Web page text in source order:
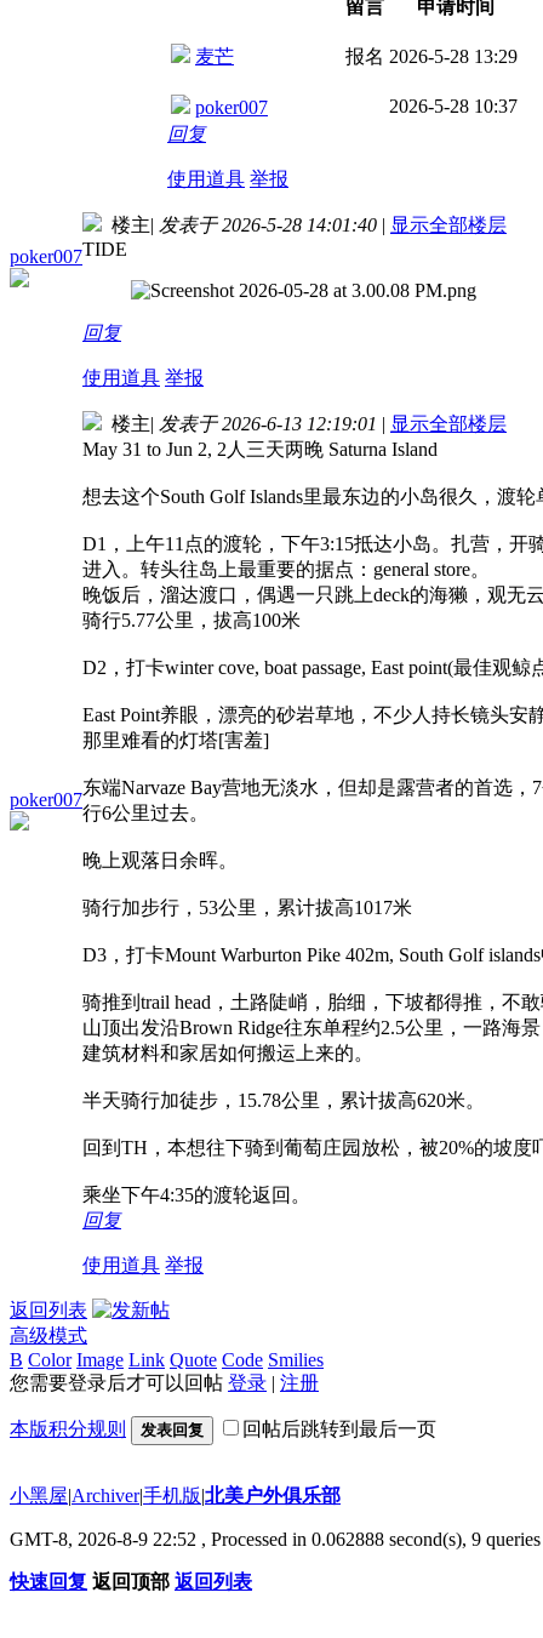
留言 申请时间
麦芒 报名 2026-5-28 13:29
poker007
2026-5-28 10:37
回复
使用道具 举报
poker007
楼主| 发表于 2026-5-28 14:01:40 | 显示全部楼层
TIDE
回复
使用道具 举报
poker007
楼主| 发表于 2026-6-13 12:19:01 | 显示全部楼层
May 31 to Jun 2, 2人三天两晚 Saturna Island
想去这个South Golf Islands里最东边的小岛很久，渡
D1，上午11点的渡轮，下午3:15抵达小岛。扎营，开
进入。转头往岛上最重要的据点：general store。
晚饭后，溜达渡口，偶遇一只跳上deck的海獭，观无
骑行5.77公里，拔高100米
D2，打卡winter cove, boat passage, East point(最佳观鲸
East Point养眼，漂亮的砂岩草地，不少人持长镜头
那里难看的灯塔[害羞]
东端Narvaze Bay营地无淡水，但却是露营者的首选
行6公里过去。
晚上观落日余晖。
骑行加步行，53公里，累计拔高1017米
D3，打卡Mount Warburton Pike 402m, South Golf
骑推到trail head，土路陡峭，胎细，下坡都得推，不
山顶出发沿Brown Ridge往东单程约2.5公里，一路海
建筑材料和家居如何搬运上来的。
半天骑行加徒步，15.78公里，累计拔高620米。
回到TH，本想往下骑到葡萄庄园放松，被20%的坡度
乘坐下午4:35的渡轮返回。
回复
使用道具 举报
返回列表
高级模式
B Color Image Link Quote Code Smilies
您需要登录后才可以回帖 登录 | 注册
本版积分规则 发表回复 回帖后跳转到最后一页
小黑屋|Archiver|手机版|北美户外俱乐部
GMT-8, 2026-8-9 22:52 , Processed in 0.062888 second(s), 9
快速回复 返回顶部 返回列表